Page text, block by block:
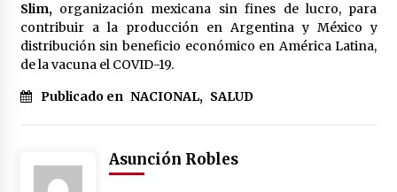
Slim,organización mexicana sin fines de lucro, para
contribuir a la producción en Argentina y México y
distribución sin beneficio económico en América Latina,
de la vacuna el COVID-19.
Publicado en NACIONAL, SALUD
Asunción Robles